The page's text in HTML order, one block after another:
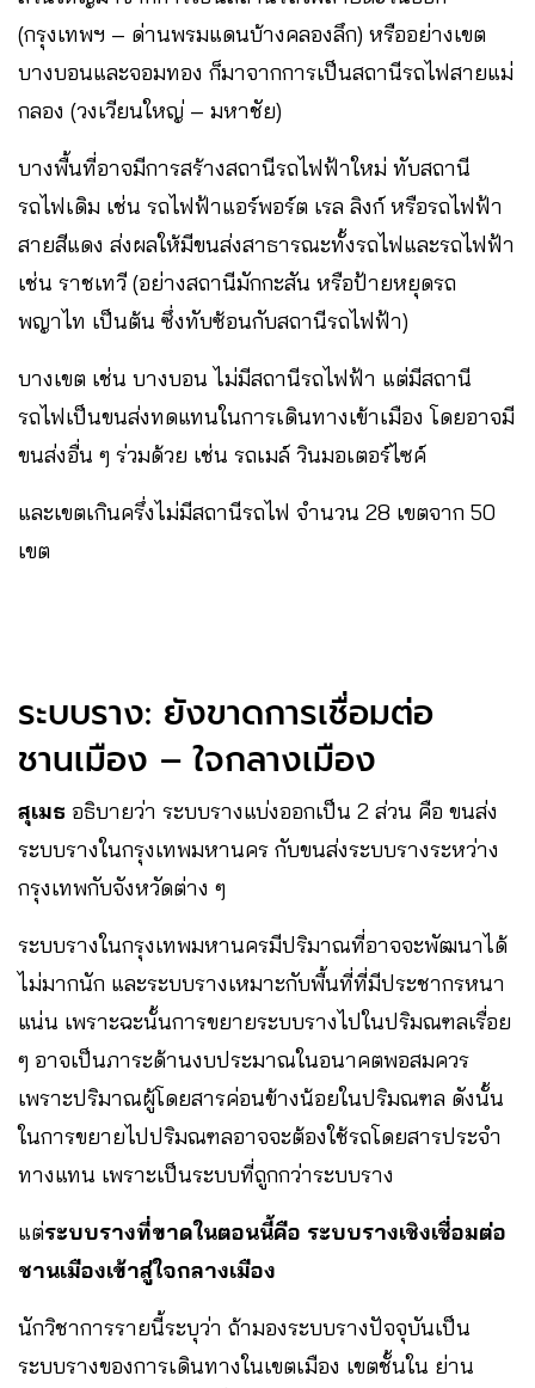
(กรุงเทพฯ – ด่านพรมแดนบ้างคลองลึก) หรืออย่างเขต
บางบอนและจอมทอง ก็มาจากการเป็นสถานีรถไฟสายแม่
กลอง (วงเวียนใหญ่ – มหาชัย)
บางพื้นที่อาจมีการสร้างสถานีรถไฟฟ้าใหม่ ทับสถานี
รถไฟเดิม เช่น รถไฟฟ้าแอร์พอร์ต เรล ลิงก์ หรือรถไฟฟ้า
สายสีแดง ส่งผลให้มีขนส่งสาธารณะทั้งรถไฟและรถไฟฟ้า
เช่น ราชเทวี (อย่างสถานีมักกะสัน หรือป้ายหยุดรถ
พญาไท เป็นต้น ซึ่งทับซ้อนกับสถานีรถไฟฟ้า)
บางเขต เช่น บางบอน ไม่มีสถานีรถไฟฟ้า แต่มีสถานี
รถไฟเป็นขนส่งทดแทนในการเดินทางเข้าเมือง โดยอาจมี
ขนส่งอื่น ๆ ร่วมด้วย เช่น รถเมล์ วินมอเตอร์ไซค์
และเขตเกินครึ่งไม่มีสถานีรถไฟ จำนวน 28 เขตจาก 50
เขต
ระบบราง: ยังขาดการเชื่อมต่อ
ชานเมือง – ใจกลางเมือง
สุเมธ อธิบายว่า ระบบรางแบ่งออกเป็น 2 ส่วน คือ ขนส่ง
ระบบรางในกรุงเทพมหานคร กับขนส่งระบบรางระหว่าง
กรุงเทพกับจังหวัดต่าง ๆ
ระบบรางในกรุงเทพมหานครมีปริมาณที่อาจจะพัฒนาได้
ไม่มากนัก และระบบรางเหมาะกับพื้นที่ที่มีประชากรหนา
แน่น เพราะฉะนั้นการขยายระบบรางไปในปริมณฑลเรื่อย
ๆ อาจเป็นภาระด้านงบประมาณในอนาคตพอสมควร
เพราะปริมาณผู้โดยสารค่อนข้างน้อยในปริมณฑล ดังนั้น
ในการขยายไปปริมณฑลอาจจะต้องใช้รถโดยสารประจำ
ทางแทน เพราะเป็นระบบที่ถูกกว่าระบบราง
แต่ระบบรางที่ขาดในตอนนี้คือ ระบบรางเชิงเชื่อมต่อ
ชานเมืองเข้าสู่ใจกลางเมือง
นักวิชาการรายนี้ระบุว่า ถ้ามองระบบรางปัจจุบันเป็น
ระบบรางของการเดินทางในเขตเมือง เขตชั้นใน ย่าน